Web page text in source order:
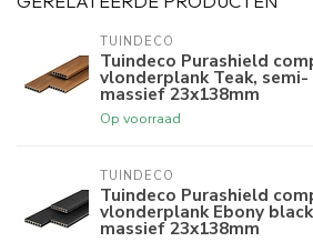
TUINDECO
Tuindeco Purashield
vlonderplank Teak, semi-
massief 23x138mm
Op voorraad
TUINDECO
Tuindeco Purashield
vlonderplank Ebony
massief 23x138mm